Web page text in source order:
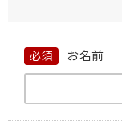
必須 お名前